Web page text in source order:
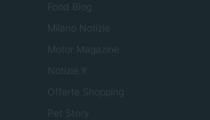
Food Blog
Milano Notizie
Motor Magazine
Notizie.it
Offerte Shopping
Pet Story